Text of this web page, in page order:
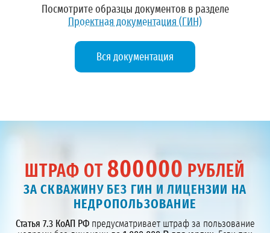
Посмотрите образцы документов в разделе
Проектная документация (ГИН)
Вся документация
ШТРАФ ОТ 800000 РУБЛЕЙ
ЗА СКВАЖИНУ БЕЗ ГИН И ЛИЦЕНЗИИ НА
НЕДРОПОЛЬЗОВАНИЕ
Статья 7.3 КоАП РФпредусматривает штраф за пользование